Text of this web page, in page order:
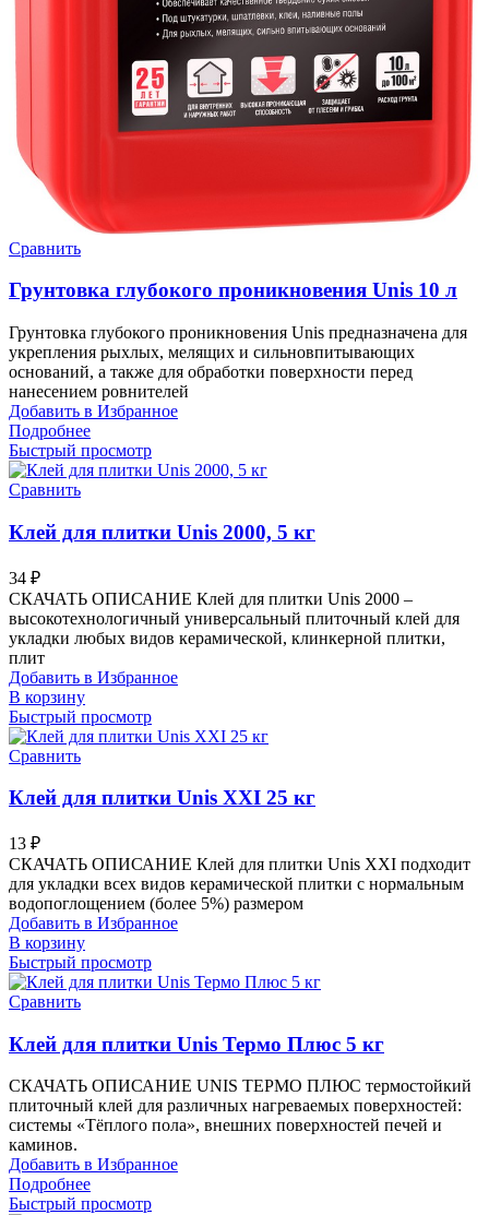
Сравнить
Грунтовка глубокого проникновения Unis 10 л
Грунтовка глубокого проникновения Unis предназначена для
укрепления рыхлых, мелящих и сильновпитывающих
оснований, а также для обработки поверхности перед
нанесением ровнителей
Добавить в Избранное
Подробнее
Быстрый просмотр
Сравнить
Клей для плитки Unis 2000, 5 кг
34 ₽
СКАЧАТЬ ОПИСАНИЕ Клей для плитки Unis 2000 –
высокотехнологичный универсальный плиточный клей для
укладки любых видов керамической, клинкерной плитки,
плит
Добавить в Избранное
В корзину
Быстрый просмотр
Сравнить
Клей для плитки Unis XXI 25 кг
13 ₽
СКАЧАТЬ ОПИСАНИЕ Клей для плитки Unis XXI подходит
для укладки всех видов керамической плитки с нормальным
водопоглощением (более 5%) размером
Добавить в Избранное
В корзину
Быстрый просмотр
Сравнить
Клей для плитки Unis Термо Плюс 5 кг
СКАЧАТЬ ОПИСАНИЕ UNIS ТЕРМО ПЛЮС термостойкий
плиточный клей для различных нагреваемых поверхностей:
системы «Тёплого пола», внешних поверхностей печей и
каминов.
Добавить в Избранное
Подробнее
Быстрый просмотр